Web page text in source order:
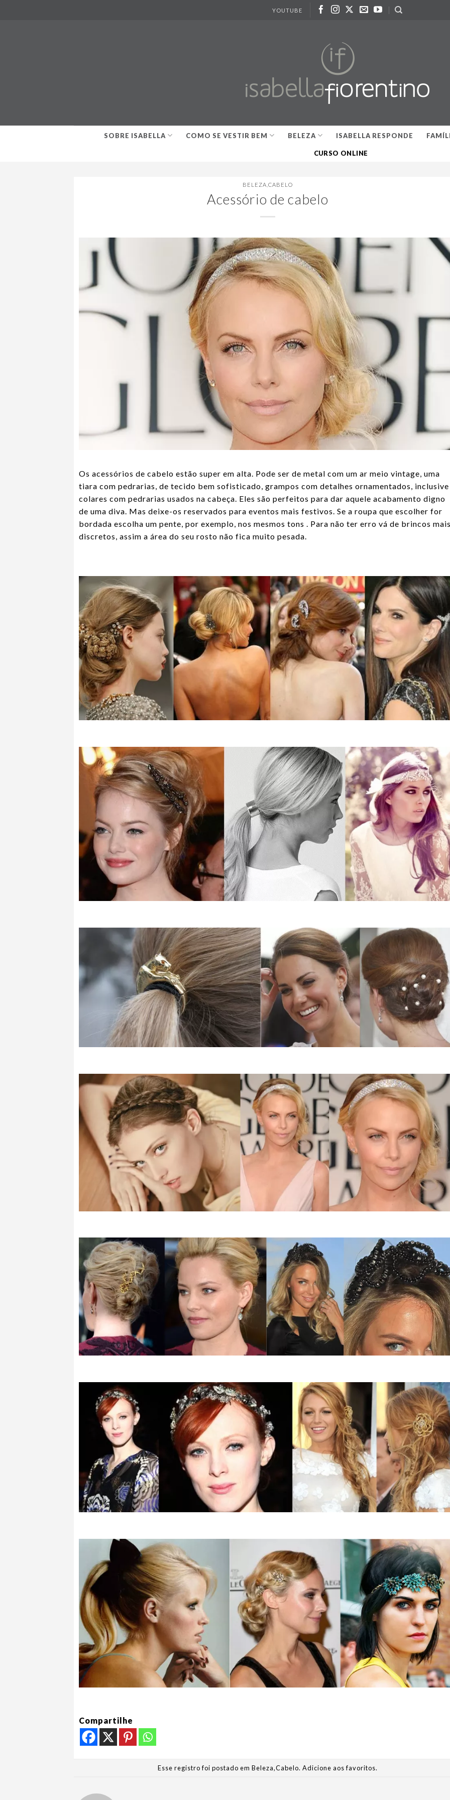
YOUTUBE
SOBRE ISABELLA COMO SE VESTIR BEM BELEZA ISABELLA RESPONDE
CURSO ONLINE
BELEZA ,CABELO
Acessório de cabelo
Os acessórios de cabelo estão super em alta. Pode ser de metal com um ar meio vintage, uma
tiara com pedrarias, de tecido bem sofisticado, grampos com detalhes ornamentados, inclusive
colares com pedrarias usados na cabeça. Eles são perfeitos para dar aquele acabamento digno
de uma diva. Mas deixe-os reservados para eventos mais festivos. Se a roupa que escolher for
bordada escolha um pente, por exemplo, nos mesmos tons . Para não ter erro vá de brincos
discretos, assim a área do seu rosto não fica muito pesada.
Compartilhe
Esse registro foi postado emBeleza,Cabelo.Adicione aos favoritos.